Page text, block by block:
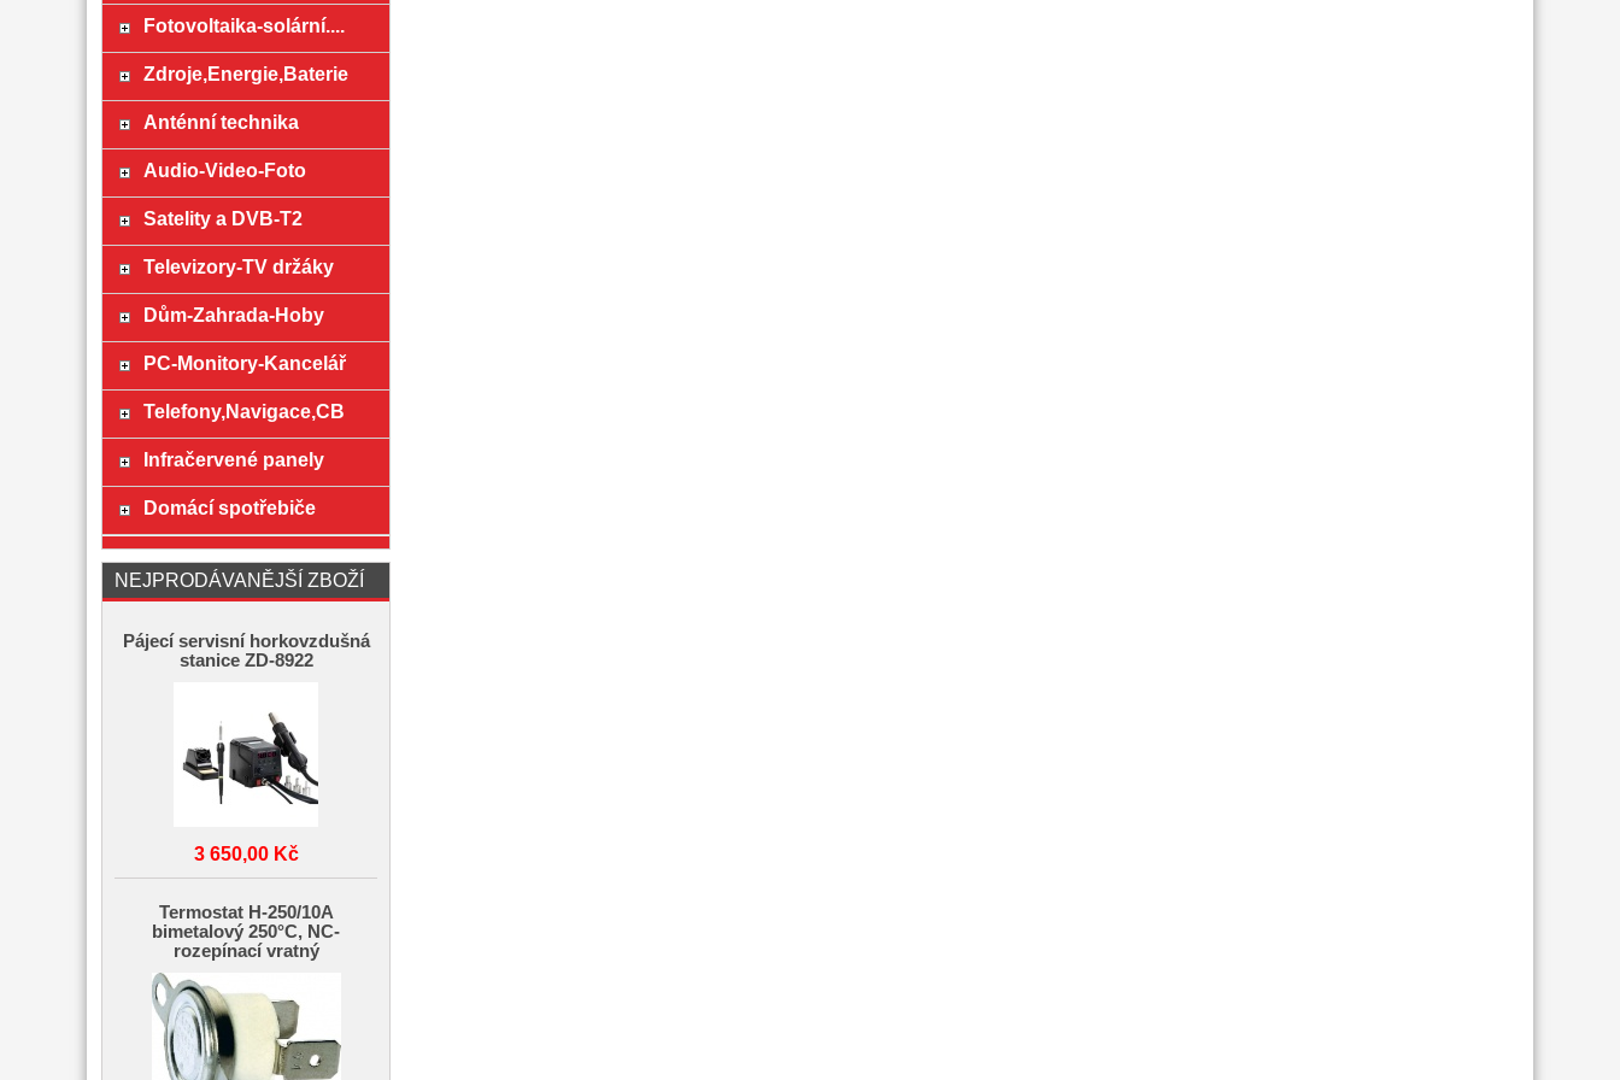
Fotovoltaika-solární....
Zdroje,Energie,Baterie
Anténní technika
Audio-Video-Foto
Satelity a DVB-T2
Televizory-TV držáky
Dům-Zahrada-Hoby
PC-Monitory-Kancelář
Telefony,Navigace,CB
Infračervené panely
Domácí spotřebiče
NEJPRODÁVANĚJŠÍ ZBOŽÍ
Pájecí servisní horkovzdušná
stanice ZD-8922
3 650,00 Kč
Termostat H-250/10A
bimetalový 250°C, NC-
rozepínací vratný